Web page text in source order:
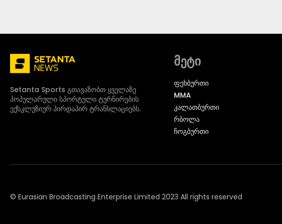
Setanta Sports გთავაზობთ ყველაზე
პოპულარული სპორტული ტურნირების
ექსკლუზიურ პირდაპირ ტრანსლაციებს.
მეტი
ᲤᲔᲮᲑᲣᲠᲗᲘ
MMA
ᲙᲐᲚᲐᲗᲑᲣᲠᲗᲘ
ᲠᲑᲝᲚᲐ
ᲩᲝᲒᲑᲣᲠᲗᲘ
© Eurasian Broadcasting Enterprise Limited 2023 All rights reserved